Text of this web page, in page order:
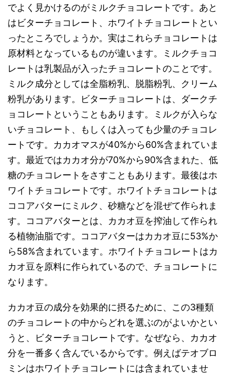
でよく見かけるのがミルクチョコレートです。あと
はビターチョコレート、ホワイトチョコレートとい
ったところでしょうか。実はこれらチョコレートは
原材料となっているものが違います。ミルクチョコ
レートは乳製品が入ったチョコレートのことです。
ミルク成分としては全脂粉乳、脱脂粉乳、クリーム
粉乳があります。ビターチョコレートは、ダークチ
ョコレートということもあります。ミルクが入らな
いチョコレート、もしくは入っても少量のチョコレ
ートです。カカオマスが40%から60%含まれていま
す。最近ではカカオ分が70%から90%含まれた、低
糖のチョコレートをさすこともあります。最後はホ
ワイトチョコレートです。ホワイトチョコレートは
ココアバターにミルク、砂糖などを混ぜて作られま
す。ココアバターとは、カカオ豆を搾油して作られ
る植物油脂です。ココアバターはカカオ豆に53%か
ら58%含まれています。ホワイトチョコレートはカ
カオ豆を原料に作られているので、チョコレートに
なります。
カカオ豆の成分を効果的に摂るために、この3種類
のチョコレートの中からどれを選ぶのがよいかとい
うと、ビターチョコレートです。なぜなら、カカオ
分を一番多く含んでいるからです。例えばテオブロ
ミンはホワイトチョコレートには含まれていませ